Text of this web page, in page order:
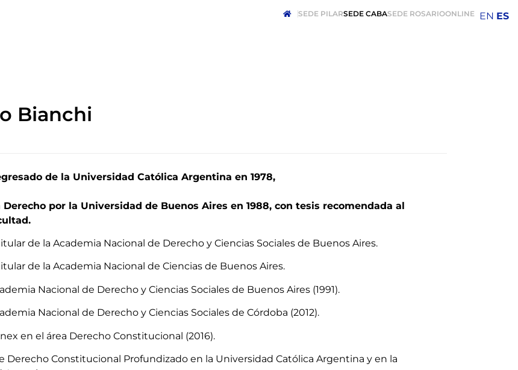
SEDE PILARSEDE CABASEDE ROSARIOONLINE
Bianchi
de la Universidad Católica Argentina en 1978,
Derecho por la Universidad de Buenos Aires en 1988, con tesis recomendada al
de la Academia Nacional de Derecho y Ciencias Sociales de Buenos Aires.
de la Academia Nacional de Ciencias de Buenos Aires.
Nacional de Derecho y Ciencias Sociales de Buenos Aires (1991).
Nacional de Derecho y Ciencias Sociales de Córdoba (2012).
en el área Derecho Constitucional (2016).
Derecho Constitucional Profundizado en la Universidad Católica Argentina y en la
EN ES